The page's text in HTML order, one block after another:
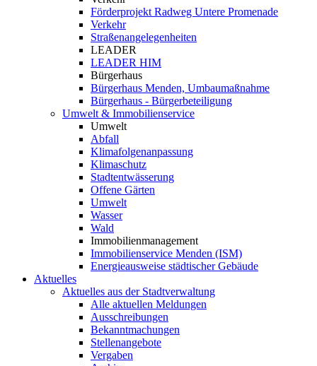
Förderprojekt Radweg Untere Promenade
Verkehr
Straßenangelegenheiten
LEADER
LEADER HIM
Bürgerhaus
Bürgerhaus Menden, Umbaumaßnahme
Bürgerhaus - Bürgerbeteiligung
Umwelt & Immobilienservice
Umwelt
Abfall
Klimafolgenanpassung
Klimaschutz
Stadtentwässerung
Offene Gärten
Umwelt
Wasser
Wald
Immobilienmanagement
Immobilienservice Menden (ISM)
Energieausweise städtischer Gebäude
Aktuelles
Aktuelles aus der Stadtverwaltung
Alle aktuellen Meldungen
Ausschreibungen
Bekanntmachungen
Stellenangebote
Vergaben